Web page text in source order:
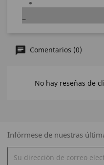
Comentarios (0)
No hay reseñas de
Infórmese de nuestras